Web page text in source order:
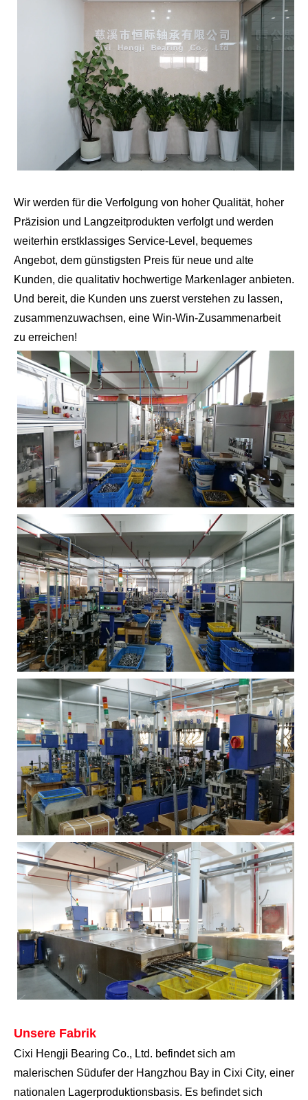
Wir werden für die Verfolgung von hoher Qualität, hoher
Präzision und Langzeitprodukten verfolgt und werden
weiterhin erstklassiges Service-Level, bequemes
Angebot, dem günstigsten Preis für neue und alte
Kunden, die qualitativ hochwertige Markenlager anbieten.
Und bereit, die Kunden uns zuerst verstehen zu lassen,
zusammenzuwachsen, eine Win-Win-Zusammenarbeit
zu erreichen!
Unsere Fabrik
Cixi Hengji Bearing Co., Ltd. befindet sich am
malerischen Südufer der Hangzhou Bay in Cixi City, einer
nationalen Lagerproduktionsbasis. Es befindet sich